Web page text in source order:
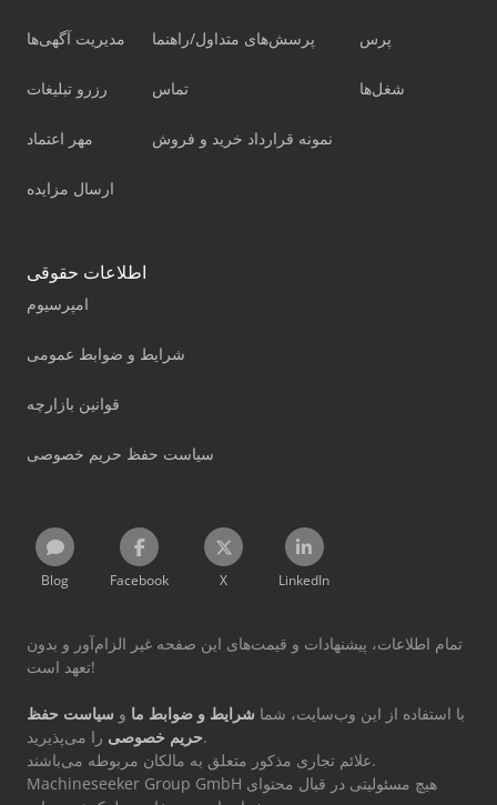
مدیریت آگهی‌ها
رزرو تبلیغات
مهر اعتماد
ارسال مزایده
پرسش‌های متداول/راهنما
تماس
نمونه قرارداد خرید و فروش
پرس
شغل‌ها
اطلاعات حقوقی
امپرسیوم
شرایط و ضوابط عمومی
قوانین بازارچه
سیاست حفظ حریم خصوصی
Blog Facebook X LinkedIn
تمام اطلاعات، پیشنهادات و قیمت‌های این صفحه غیر الزام‌آور و بدون
تعهد است!
با استفاده از این وب‌سایت، شما شرایط و ضوابط ما و سیاست حفظ
حریم خصوصیرا می‌پذیرید.
علائم تجاری مذکور متعلق به مالکان مربوطه می‌باشند.
Machineseeker Group GmbH هیچ مسئولیتی در قبال محتوای